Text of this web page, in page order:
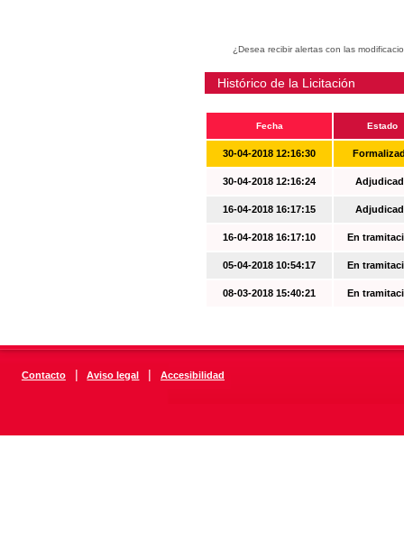
¿Desea recibir alertas con las
Histórico de la Licitación
Fecha Estado
30-04-2018 12:16:30
30-04-2018 12:16:24
16-04-2018 16:17:15
16-04-2018 16:17:10 En
05-04-2018 10:54:17 En
08-03-2018 15:40:21 En
Contacto | Aviso legal | Accesibilidad